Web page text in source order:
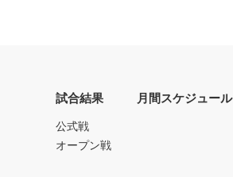
試合結果
公式戦
オープン戦
月間スケジュール